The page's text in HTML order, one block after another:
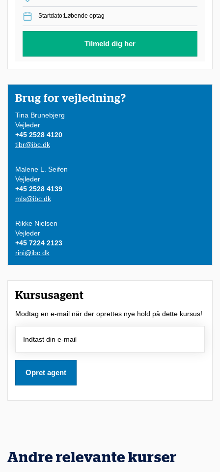
r
s
u
s
i
l
b
d
,
f
d
i
h
g
Startdato:Løbende optag
Tilmeld dig her
Brug for vejledning?
Tina Brunebjerg
Vejleder
+45 2528 4120
tibr@ibc.dk
Malene L. Seifen
Vejleder
+45 2528 4139
mls@ibc.dk
Rikke Nielsen
Vejleder
+45 7224 2123
rini@ibc.dk
Kursusagent
Modtag en e-mail når der oprettes nye hold på dette kursus!
Opret agent
Andre relevante kurser